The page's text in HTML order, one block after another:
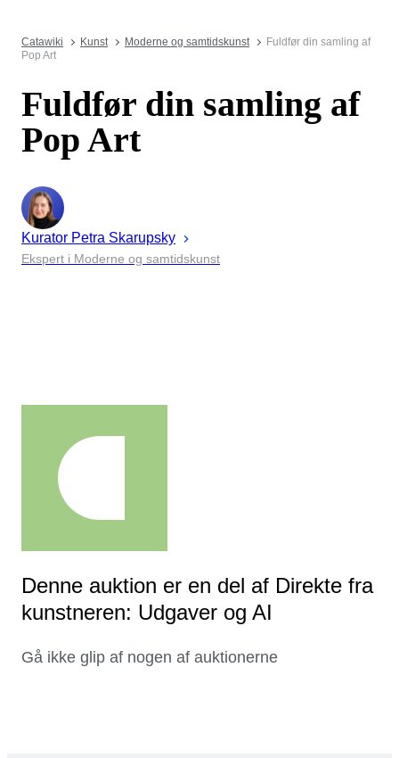
Catawiki Kunst Moderne og samtidskunst
Fuldfør din samling af
Pop Art
Fuldfør din samling af
Pop Art
Kurator Petra Skarupsky
Ekspert i Moderne og samtidskunst
Denne auktion er en del af Direkte fra
kunstneren: Udgaver og AI
Gå ikke glip af nogen af auktionerne